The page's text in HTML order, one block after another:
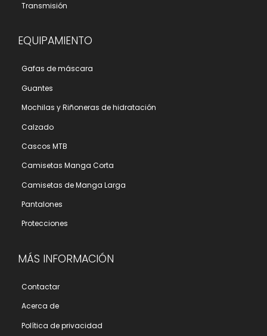
Transmisión
EQUIPAMIENTO
Gafas de máscara
Guantes
Mochilas y Riñoneras de hidratación
Calzado
Cascos MTB
Camisetas Manga Corta
Camisetas de Manga Larga
Pantalones
Protecciones
MÁS INFORMACIÓN
Contactar
Acerca de
Polí­tica de privacidad